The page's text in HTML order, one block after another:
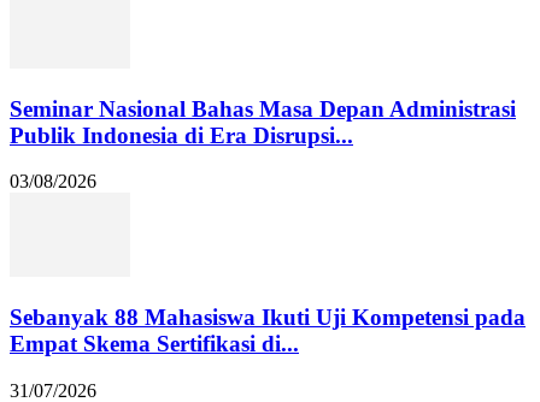
Seminar Nasional Bahas Masa Depan Administrasi
Publik Indonesia di Era Disrupsi...
03/08/2026
Sebanyak 88 Mahasiswa Ikuti Uji Kompetensi pada
Empat Skema Sertifikasi di...
31/07/2026